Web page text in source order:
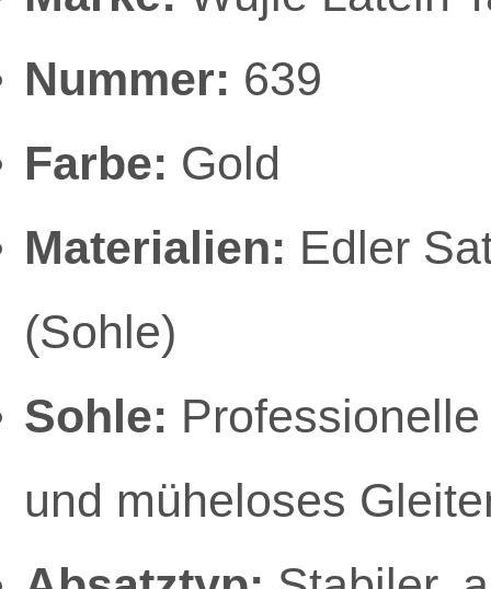
Nummer: 639
Farbe: Gold
Materialien: Edler
(Sohle)
Sohle:
und müheloses